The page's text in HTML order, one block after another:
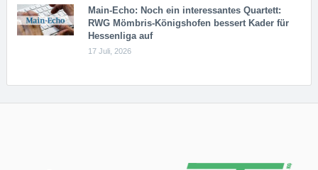
Main-Echo: Noch ein in­ter­es­san­tes Quar­tett:
RWG Möm­b­ris-Kö­n­igs­ho­fen bessert Kader für
Hessenliga auf
17 Juli, 2026